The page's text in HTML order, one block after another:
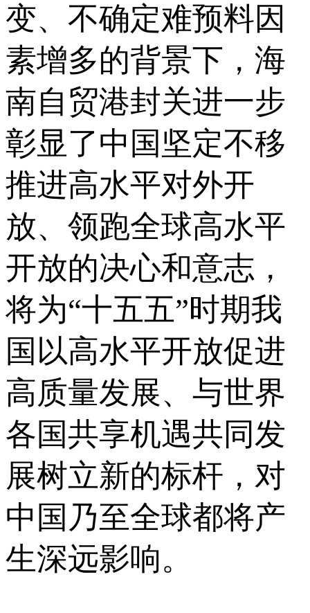
变、不确定难预料因
素增多的背景下，海
南自贸港封关进一步
彰显了中国坚定不移
推进高水平对外开
放、领跑全球高水平
开放的决心和意志，
将为“十五五”时期我
国以高水平开放促进
高质量发展、与世界
各国共享机遇共同发
展树立新的标杆，对
中国乃至全球都将产
生深远影响。